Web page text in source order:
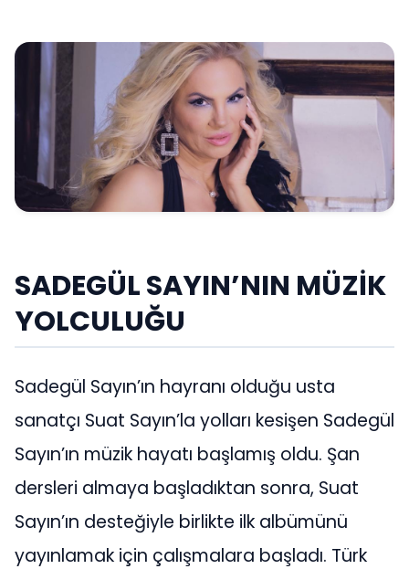
SADEGÜL SAYIN’NIN MÜZİK
YOLCULUĞU
Sadegül Sayın’ın hayranı olduğu usta
sanatçı Suat Sayın’la yolları kesişen Sadegül
Sayın’ın müzik hayatı başlamış oldu. Şan
dersleri almaya başladıktan sonra, Suat
Sayın’ın desteğiyle birlikte ilk albümünü
yayınlamak için çalışmalara başladı. Türk